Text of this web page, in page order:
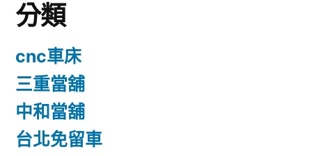
分類
cnc車床
三重當舖
中和當舖
台北免留車